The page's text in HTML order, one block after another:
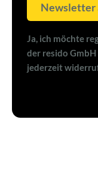
Newsletter
Ja, ich möchte
der resido
jederzeit